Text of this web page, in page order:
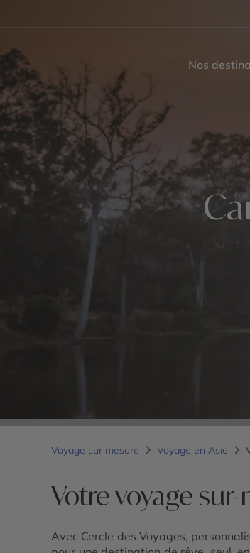
Nos
Voyage sur mesure Voyage en Asie
Votre voyage
Avec Cercle des Voyages,